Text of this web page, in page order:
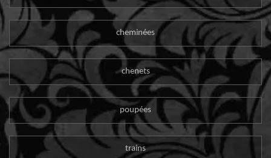
cheminées
chenets
poupées
trains